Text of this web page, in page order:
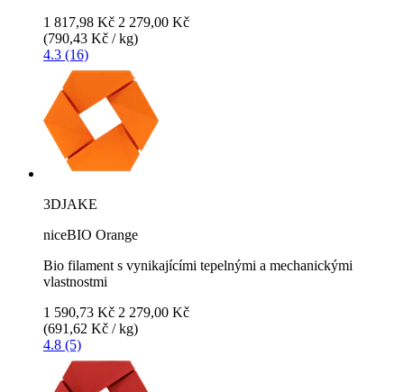
1 817,98 Kč 2 279,00 Kč
(790,43 Kč / kg)
4.3 (16)
3DJAKE
niceBIO Orange
Bio filament s vynikajícími tepelnými a mechanickými
vlastnostmi
1 590,73 Kč 2 279,00 Kč
(691,62 Kč / kg)
4.8 (5)